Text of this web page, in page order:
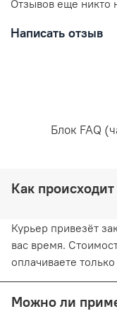
10% эластан
не превышающей
используя
Отзывов еще никто
Написать отзыв
Блок FAQ
Как
Курьер привезёт
вас время.
оплачиваете
Можно ли